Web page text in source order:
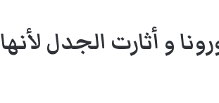
و أثارت الجدل لأنها